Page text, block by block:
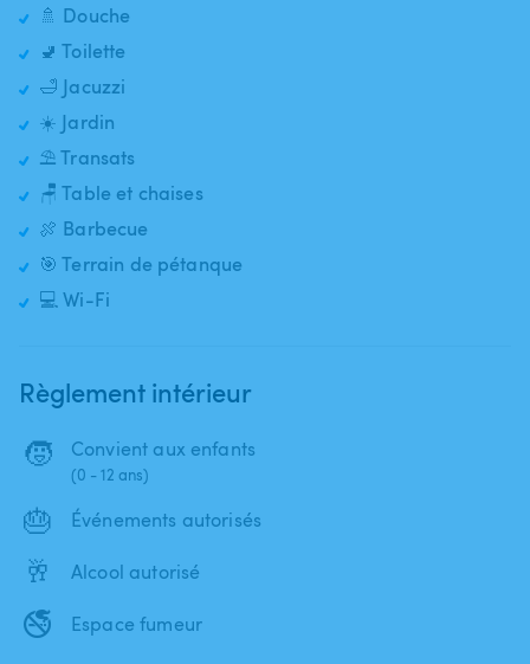
🚿 Douche
🚽 Toilette
🛁 Jacuzzi
☀️ Jardin
⛱️ Transats
🪑 Table et chaises
🍖 Barbecue
🎯 Terrain de pétanque
💻 Wi-Fi
Règlement intérieur
🧒 Convient aux enfants
(0 - 12 ans)
🎂 Événements autorisés
🥂 Alcool autorisé
🚭 Espace fumeur